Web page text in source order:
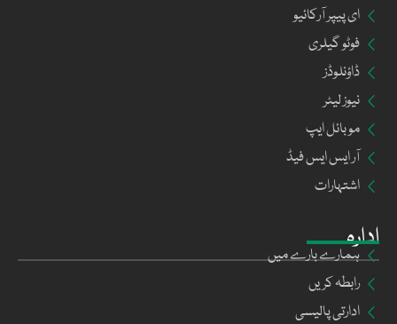
ادارہ
ہمارے بارے میں
رابطہ کریں
ادارتی پالیسی
ای پیپر آرکائیو
فوٹو گیلری
ڈاؤنلوڈز
نیوز لیٹر
موبائل ایپ
آر ایس ایس فیڈ
اشتہارات